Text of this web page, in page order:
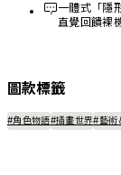
一體式「隱
直覺回饋裸
圖款標籤
#角色物語#插畫世界#藝術